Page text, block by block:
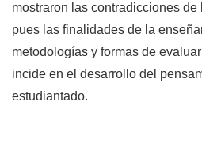
mostraron las contradicciones
pues las finalidades de la
metodologías y formas de
incide en el desarrollo del
estudiantado.